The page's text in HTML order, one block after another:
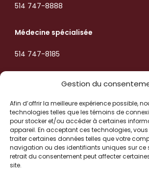
Gestion du
Afin d’offrir la meilleure expérience possible,
technologies telles que les témoins de
pour stocker et/ou accéder à certaines
appareil. En acceptant ces technologies,
traiter certaines données telles que votre
navigation ou des identifiants uniques sur ce
retrait du consentement peut affecter
site.
514 747-8888
Médecine spécialisée
514 747-8185
Radiologie et imagerie
514 747-5995
Services de laboratoire
514 747-8084
Suivez-nous !